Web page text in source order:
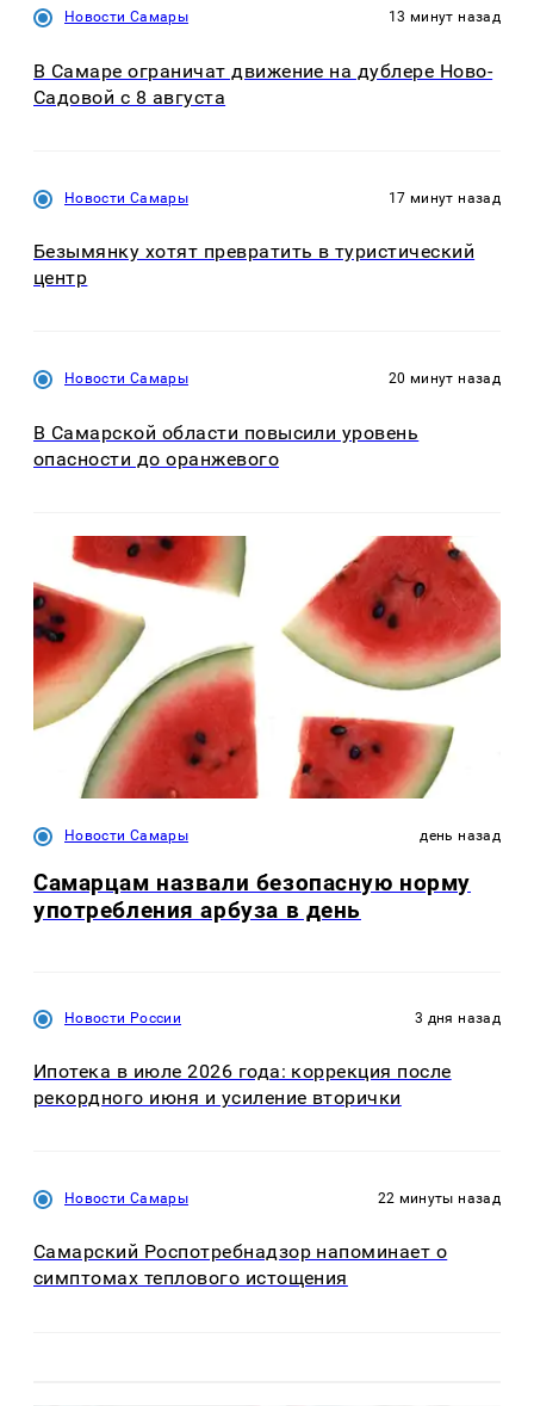
Новости Самары 13 минут назад
В Самаре ограничат движение на дублере Ново-
Садовой с 8 августа
Новости Самары 17 минут назад
Безымянку хотят превратить в туристический
центр
Новости Самары 20 минут назад
В Самарской области повысили уровень
опасности до оранжевого
Новости Самары день назад
Самарцам назвали безопасную норму
употребления арбуза в день
Новости России 3 дня назад
Ипотека в июле 2026 года: коррекция после
рекордного июня и усиление вторички
Новости Самары 22 минуты назад
Самарский Роспотребнадзор напоминает о
симптомах теплового истощения